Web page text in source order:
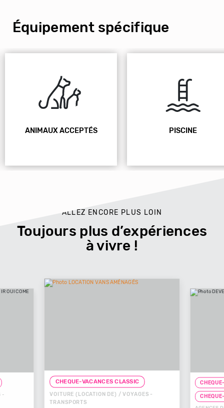
Équipement spécifique
PISCINE
ALLEZ ENCORE PLUS LOIN
Toujours plus d’expériences
à vivre !
CLASSIC
DE) / VOYAGES -
CHEQUE-VACANCES CLASSIC
CHEQUE-VACANCES CONNECT